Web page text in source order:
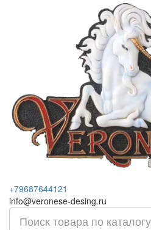
+79687644121
info@veronese-desing.ru